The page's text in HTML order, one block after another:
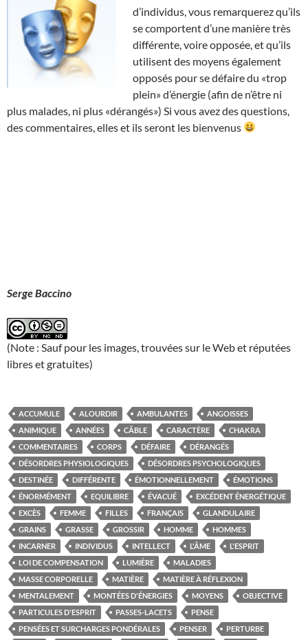
d’individus, vous remarquerez qu’ils
se comportent d’une manière très
différente, voire opposée, et qu’ils
utilisent des moyens également
opposés pour se défaire du «trop
plein» d’énergie (afin de n’être ni
plus malades, ni plus «dérangés») Si vous avez des questions,
des commentaires, elles et ils seront les bienvenus
Serge Baccino
(Note : Sauf pour les images, trouvées sur le Web et réputées
libres et gratuites)
ACCUMULE ALOURDIR AMBULANTES
ANGOISSES
ANIMIQUE
ANNÉES CÂBLE CARACTÈRE
CHAKRA
COMMENTAIRES
CORPS DÉFAIRE
DÉRANGÉS
DÉSORDRES PHYSIOLOGIQUES
DÉSORDRES PSYCHOLOGIQUES
DESTINÉE
DIFFÉRENTE ÉMOTIONNELLEMENT
ÉMOTIONS
ÉNORMÉMENT
EQUILIBRE ÉVACUÉ
EXCÉDENT ÉNERGÉTIQUE
EXCÈS
FEMME FILLES FRANÇAIS
GLANDULAIRE
GRAINS
GRASSE GROSSIR HOMME
HOMMES
INCARNER
INDIVIDUS INTELLECT L'ÂME
L'ESPRIT
LOI DE COMPENSATION
LUMIÈRE
MALADIES
MASSE CORPORELLE
MATIÈRE
MATIÈRE À RÉFLEXION
MENTALEMENT
MONTÉES D'ÉNERGIES MOYENS
OBJECTIVE
PARTICULES D'ESPRIT
PASSES-LACETS
PENSE
PENSÉES ET SURCHARGES PONDÉRALES
PENSER
PERTURBE